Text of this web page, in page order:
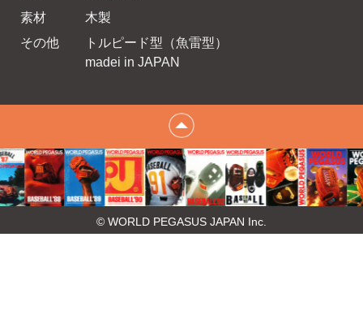
素材
木製
その他
トルピード型（魚雷型）
madei in JAPAN
© WORLD PEGASUS JAPAN Inc.